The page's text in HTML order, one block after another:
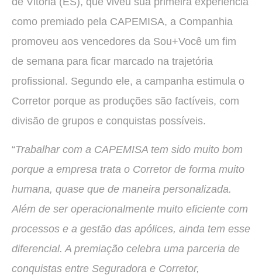
como premiado pela CAPEMISA, a Companhia
promoveu aos vencedores da Sou+Você um fim
de semana para ficar marcado na trajetória
profissional. Segundo ele, a campanha estimula o
Corretor porque as produções são factíveis, com
divisão de grupos e conquistas possíveis.
“Trabalhar com a CAPEMISA tem sido muito bom
porque a empresa trata o Corretor de forma muito
humana, quase que de maneira personalizada.
Além de ser operacionalmente muito eficiente com
processos e a gestão das apólices, ainda tem esse
diferencial. A premiação celebra uma parceria de
conquistas entre Seguradora e Corretor,